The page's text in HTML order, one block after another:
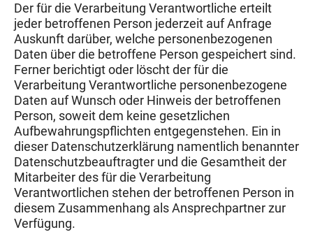
Der für die Verarbeitung Verantwortliche erteilt
jeder betroffenen Person jederzeit auf Anfrage
Auskunft darüber, welche personenbezogenen
Daten über die betroffene Person gespeichert sind.
Ferner berichtigt oder löscht der für die
Verarbeitung Verantwortliche personenbezogene
Daten auf Wunsch oder Hinweis der betroffenen
Person, soweit dem keine gesetzlichen
Aufbewahrungspflichten entgegenstehen. Ein in
dieser Datenschutzerklärung namentlich benannter
Datenschutzbeauftragter und die Gesamtheit der
Mitarbeiter des für die Verarbeitung
Verantwortlichen stehen der betroffenen Person in
diesem Zusammenhang als Ansprechpartner zur
Verfügung.